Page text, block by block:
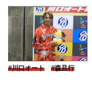
#川口オート #森且行